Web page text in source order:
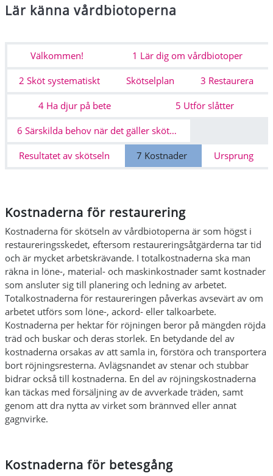
Lär känna vårdbiotoperna
Välkommen! 1 Lär dig om vårdbiotoper
2 Sköt systematiskt Skötselplan 3 Restaurera
4 Ha djur på bete 5 Utför slåtter
6 Särskilda behov när det gäller skötseln av vårdbiotoper
Resultatet av skötseln 7 Kostnader Ursprung
Kostnaderna för restaurering
Kostnaderna för skötseln av vårdbiotoperna är som högst i
restaureringsskedet, eftersom restaureringsåtgärderna tar tid
och är mycket arbetskrävande. I totalkostnaderna ska man
räkna in löne-, material- och maskinkostnader samt kostnader
som ansluter sig till planering och ledning av arbetet.
Totalkostnaderna för restaureringen påverkas avsevärt av om
arbetet utförs som löne-, ackord- eller talkoarbete.
Kostnaderna per hektar för röjningen beror på mängden röjda
träd och buskar och deras storlek. En betydande del av
kostnaderna orsakas av att samla in, förstöra och transportera
bort röjningsresterna. Avlägsnandet av stenar och stubbar
bidrar också till kostnaderna. En del av röjningskostnaderna
kan täckas med försäljning av de avverkade träden, samt
genom att dra nytta av virket som brännved eller annat
gagnvirke.
Kostnaderna för betesgång